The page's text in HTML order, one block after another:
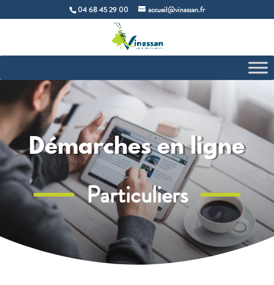
04 68 45 29 00 accueil@vinassan.fr
Démarches en ligne
Particuliers